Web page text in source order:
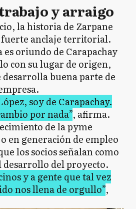
y arraigo
la historia de Zarpane
anclaje territorial.
es oriundo de Carapachay
con su lugar de origen,
desarrolla buena parte de
soy de Carapachay.
por nada”, afirma.
de la pyme
en generación de empleo
los socios señalan como
desarrollo del proyecto.
y a gente que tal vez
nos llena de orgullo”,